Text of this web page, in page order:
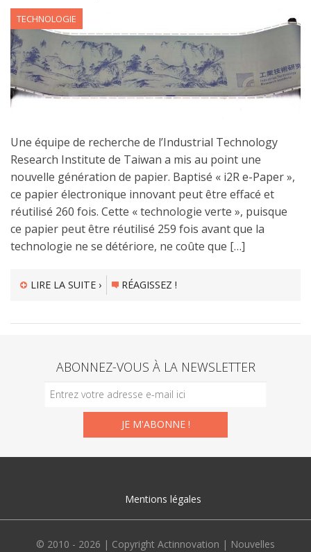
TECHNOLOGIE
Une équipe de recherche de l’Industrial Technology
Research Institute de Taiwan a mis au point une
nouvelle génération de papier. Baptisé « i2R e-Paper »,
ce papier électronique innovant peut être effacé et
réutilisé 260 fois. Cette « technologie verte », puisque
ce papier peut être réutilisé 259 fois avant que la
technologie ne se détériore, ne coûte que […]
LIRE LA SUITE › RÉAGISSEZ !
ABONNEZ-VOUS À LA NEWSLETTER
Mentions légales
© 2010 - 2026 | Copyright Actinnovation | Nouvelles